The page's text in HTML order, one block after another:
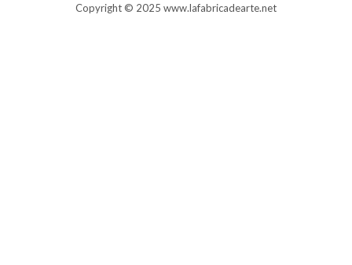
Copyright © 2025 www.lafabricadearte.net